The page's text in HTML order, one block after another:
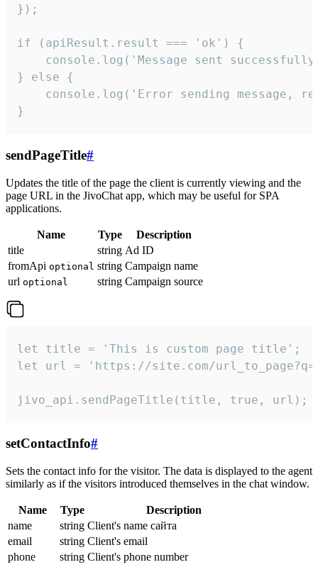
});
if (apiResult.result === 'ok') {
console.log('Message sent
} else {
console.log('Error sending message,
}
sendPageTitle#
Updates the title of the page the client is currently viewing and the
page URL in the JivoChat app, which may be useful for SPA
applications.
Name Type
Description
title
string Ad ID
fromApi optional string Campaign name
url optional string Campaign source
let title = 'This is custom page title';
let url = 'https://site.com/
jivo_api.sendPageTitle(title, true, url);
setContactInfo#
Sets the contact info for the visitor. The data is displayed to the agent
similarly as if the visitors introduced themselves in the chat window.
Name Type
Description
name
string Client's name сайта
email
string Client's email
phone
string Client's phone number